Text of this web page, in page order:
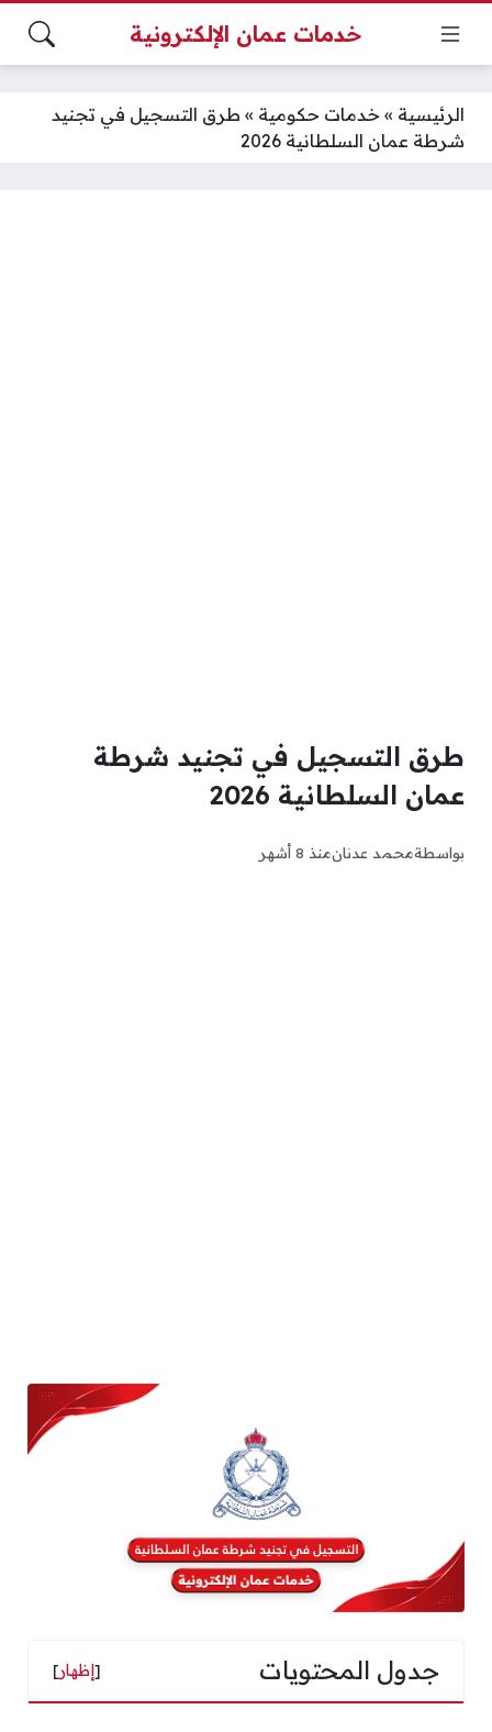
خدمات عمان الإلكترونية
الرئيسية » خدمات حكومية » طرق التسجيل في تجنيد
شرطة عمان السلطانية 2026
طرق التسجيل في تجنيد شرطة
عمان السلطانية 2026
بواسطةمحمد عدنانمنذ 8 أشهر
جدول المحتويات [إظهار]